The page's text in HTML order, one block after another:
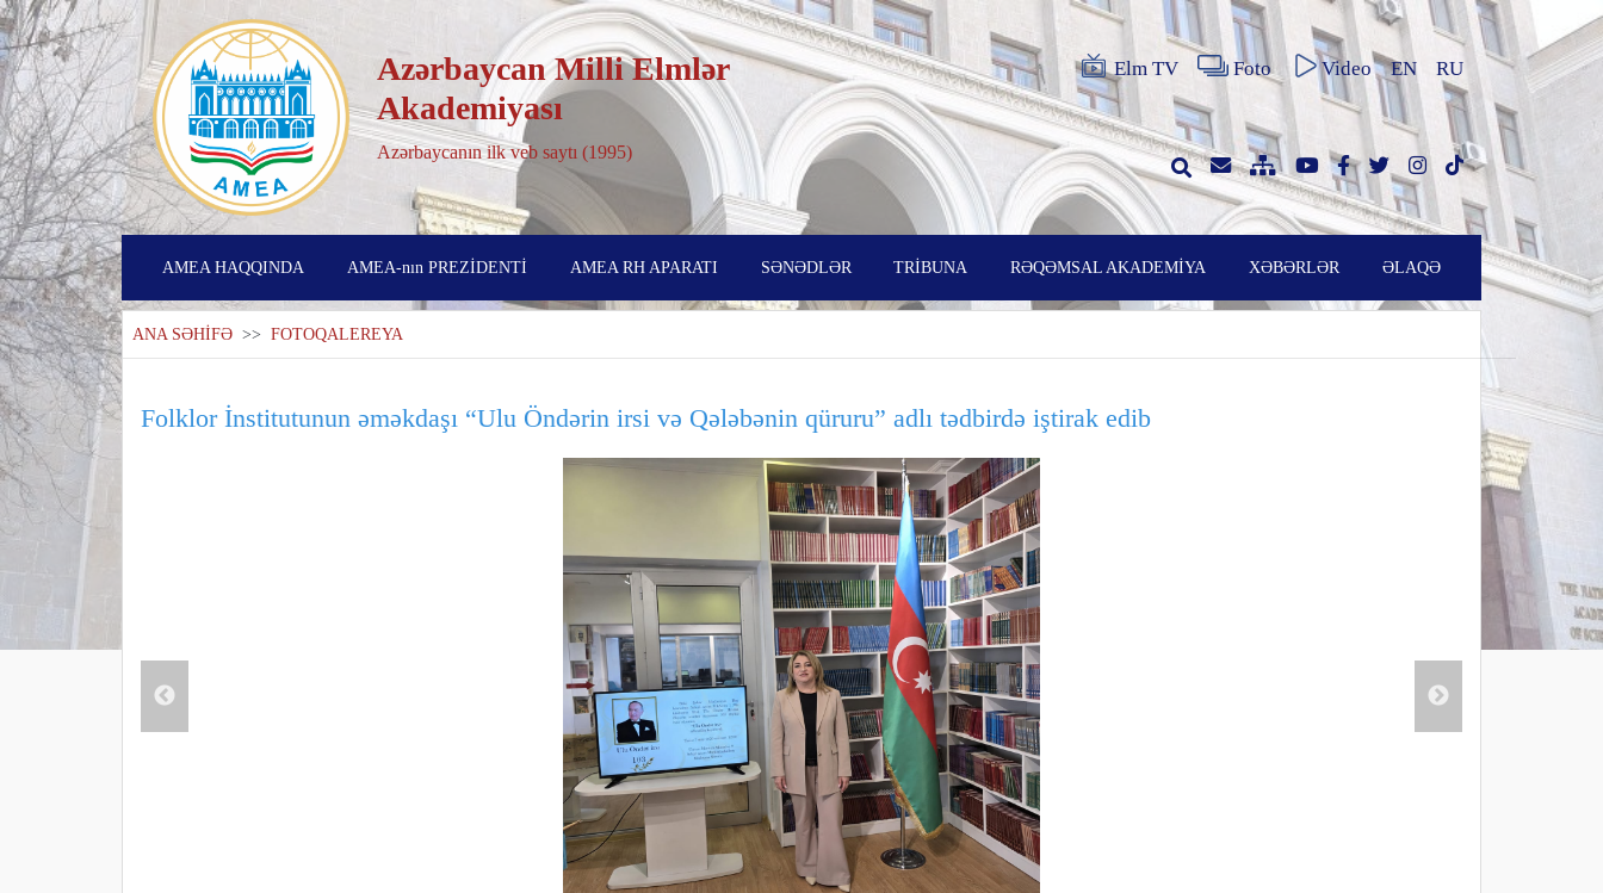
Azərbaycan Milli Elmlər
Akademiyası
Azərbaycanın ilk veb saytı (1995)
Elm TV Foto Video EN RU
AMEA HAQQINDA AMEA-nın PREZİDENTİ AMEA RH APARATI SƏNƏDLƏR TRİBUNA RƏQƏMSAL AKADEMİYA XƏBƏRLƏR ƏLAQƏ
ANA SƏHİFƏ >> FOTOQALEREYA
Folklor İnstitutunun əməkdaşı “Ulu Öndərin irsi və Qələbənin qüruru” adlı tədbirdə iştirak edib